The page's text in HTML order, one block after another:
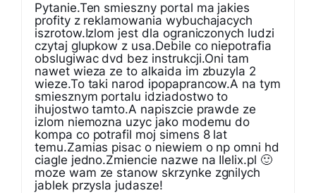
Pytanie.Ten smieszny portal ma jakies
profity z reklamowania wybuchajacych
iszrotow.Izlom jest dla ograniczonych ludzi
czytaj glupkow z usa.Debile co niepotrafia
obslugiwac dvd bez instrukcji.Oni tam
nawet wieza ze to alkaida im zbuzyla 2
wieze.To taki narod ipopaprancow.A na tym
smiesznym portalu idziadostwo to
ihujostwo tamto.A napiszcie prawde ze
izlom niemozna uzyc jako modemu do
kompa co potrafil moj simens 8 lat
temu.Zamias pisac o niewiem o np omni hd
ciagle jedno.Zmiencie nazwe na Ilelix.pl 🙂
moze wam ze stanow skrzynke zgnilych
jablek przysla judasze!